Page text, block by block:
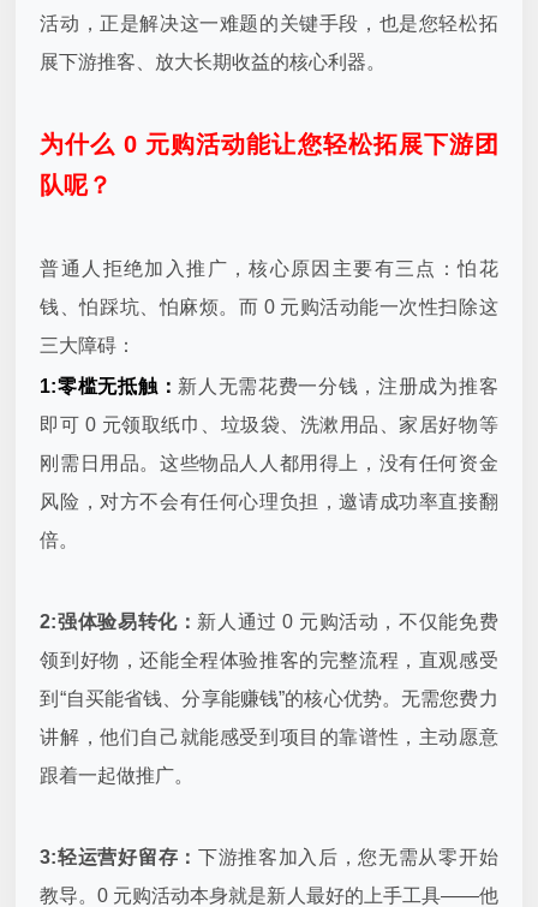
活动，正是解决这一难题的关键手段，也是您轻松拓
展下游推客、放大长期收益的核心利器。
为什么 0 元购活动能让您轻松拓展下游团
队呢？
普通人拒绝加入推广，核心原因主要有三点：怕花
钱、怕踩坑、怕麻烦。而 0 元购活动能一次性扫除这
三大障碍：
1:零槛无抵触： 新人无需花费一分钱，注册成为推客
即可 0 元领取纸巾、垃圾袋、洗漱用品、家居好物等
刚需日用品。这些物品人人都用得上，没有任何资金
风险，对方不会有任何心理负担，邀请成功率直接翻
倍。
2:强体验易转化： 新人通过 0 元购活动，不仅能免费
领到好物，还能全程体验推客的完整流程，直观感受
到“自买能省钱、分享能赚钱”的核心优势。无需您费力
讲解，他们自己就能感受到项目的靠谱性，主动愿意
跟着一起做推广。
3:轻运营好留存： 下游推客加入后，您无需从零开始
教导。0 元购活动本身就是新人最好的上手工具——他